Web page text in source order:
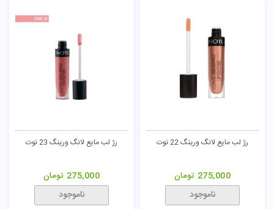
رژ لب مایع لانگ ورینگ 22 نوت
275,000 تومان
ناموجود
رژ لب مایع لانگ ورینگ 23 نوت
275,000 تومان
ناموجود